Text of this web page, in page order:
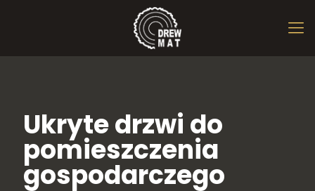
Ukryte drzwi do
pomieszczenia
gospodarczego